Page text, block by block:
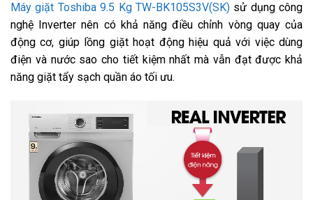
Không có
Bảng điều khiển và Tiện ích
Bảng điều khiển:
Song ngữ Anh - Việt có nút xoay, nút nhấn và màn hình hiển thị
Khóa trẻ em
Tự khởi động lại khi có điện
Thông tin lắp đặt
Máy giặt Toshiba 9.5 Kg TW-BK105S3V(SK)sử dụng công
nghệ Inverter nên có khả năng điều chỉnh vòng quay của
động cơ, giúp lồng giặt hoạt động hiệu quả với việc dùng
điện và nước sao cho tiết kiệm nhất mà vẫn đạt được khả
năng giặt tẩy sạch quần áo tối ưu.